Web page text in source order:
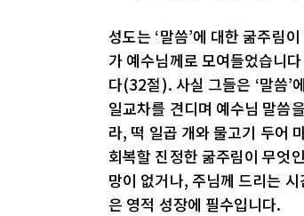
성도는 ‘말씀’에 대한 굶주림
가 예수님께로 모여들었습니
다(32절). 사실 그들은 ‘말씀’
일교차를 견디며 예수님 말씀
라, 떡 일곱 개와 물고기 두어
회복할 진정한 굶주림이 무엇
망이 없거나, 주님께 드리는
은 영적 성장에 필수입니다.